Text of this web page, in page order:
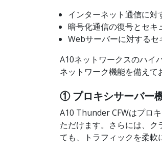
インターネット通信に対
暗号化通信の復号とセキ
Webサーバーに対するセ
A10ネットワークスのハイ
ネットワーク機能を備えて
① プロキシサーバー
A10 Thunder CFWはプロ
ただけます。さらには、
ても、トラフィックを柔軟